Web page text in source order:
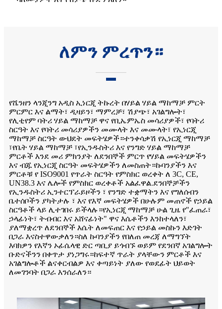
ለምን ምረጥን።
የሼንዘን ላንጂንግ አዲስ ኢነርጂ ትኩረት በሃይል ሃይል ማከማቻ ምርት
ምርምር እና ልማት፣ ዲዛይን፣ ማምረቻ፣ ሽያጭ፣ አገልግሎት፣
የሊቲየም ባትሪ ሃይል ማከማቻ ዋና የቢኤምኤስ መሳሪያዎች፣ የባትሪ
ስርዓት እና የባትሪ መሳሪያዎችን መሙላት እና መሙላት፣ የኢነርጂ
ማከማቻ ስርዓት ውህደት መፍትሄዎች።ተንቀሳቃሽ የኢነርጂ ማከማቻ
፣የቤት ሃይል ማከማቻ ፣የኢንዱስትሪ እና የንግድ ሃይል ማከማቻ
ምርቶች እንደ መሪ ምክንያት ለደንበኞች ምርጥ የሃይል መፍትሄዎችን
እና ብጁ የኢነርጂ ስርዓት መፍትሄዎችን ለመስጠት።ኩባንያችን እና
ምርቶቹ የ ISO9001 የጥራት ስርዓት የምስክር ወረቀት ለ 3C, CE,
UN38.3 እና ሌሎች የምስክር ወረቀቶች አልፈዋል.ደንበኞቻችን
የኢንዱስትሪ ኢንተርፕራይዞችን ፣ የንግድ ተቋማትን እና የግለሰብን
ቤተሰቦችን ያካትታሉ ፣ እና የእኛ መፍትሄዎች በሁሉም መጠኖች የኃይል
ስርዓቶች ላይ ሊተገበሩ ይችላሉ።የኢነርጂ ማከማቻ ሁል ጊዜ የ"ፈጠራ፣
ኃላፊነት፣ ትብብር እና አሸናፊነት" ዋና እሴቶችን እንከተላለን፣
ያለማቋረጥ ለደንበኞች እሴት ለመፍጠር እና የኃይል መስኩን እድገት
በጋራ እናስተዋውቃለን።ስለ ኩባንያችን የበለጠ መረጃ ለማግኘት
እባክዎን የእኛን ኦፊሴላዊ ድር ጣቢያ ይጎብኙ ወይም የደንበኛ አገልግሎት
ቡድናችንን በቀጥታ ያነጋግሩ።ከፍተኛ ጥራት ያላቸውን ምርቶች እና
አገልግሎቶች ልናቀርብልዎ እና ቀጣይነት ያለው የወደፊት ህይወት
ለመገንባት በጋራ እንሰራለን።